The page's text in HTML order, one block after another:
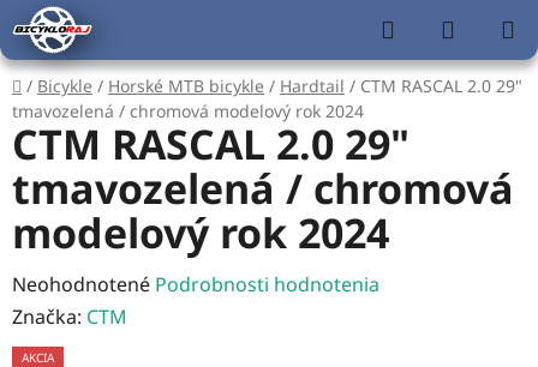
Prejsť
na
obsah
Hľadať
KOŠÍK
Domov
/ Bicykle / Horské MTB bicykle / Hardtail / CTM RASCAL 2.0 29"
tmavozelená / chromová modelový rok 2024
CTM RASCAL 2.0 29"
tmavozelená / chromová
modelový rok 2024
Priemerné
hodnotenie
produktu
Neohodnotené Podrobnosti hodnotenia
Značka: CTM
AKCIA